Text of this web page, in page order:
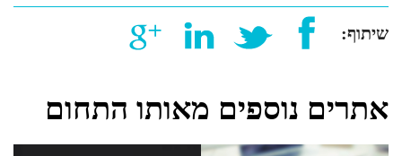
שיתוף:
אתרים נוספים מאותו התחום